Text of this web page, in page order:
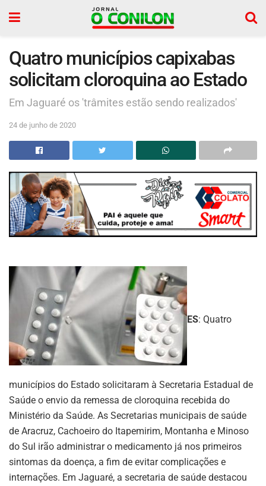
Quatro municípios capixabas
solicitam cloroquina ao Estado
Em Jaguaré os 'trâmites estão sendo realizados'
24 de junho de 2020
ES: Quatro
municípios do Estado solicitaram à Secretaria Estadual de
Saúde o envio da remessa de cloroquina recebida do
Ministério da Saúde. As Secretarias municipais de saúde
de Aracruz, Cachoeiro do Itapemirim, Montanha e Minoso
do Sul irão administrar o medicamento já nos primeiros
sintomas da doença, a fim de evitar complicações e
internações. Em Jaguaré, a secretaria de saúde destacou